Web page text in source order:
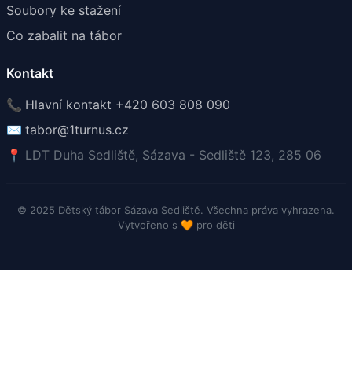
Soubory ke stažení
Co zabalit na tábor
Kontakt
📞 Hlavní kontakt +420 603 808 090
✉️ tabor@1turnus.cz
📍 LDT Duha Sedliště, Sázava - Sedliště 123, 285 06
© 2025 Dětský tábor Sázava Sedliště. Všechna práva vyhrazena.
Vytvořeno s 🧡pro děti